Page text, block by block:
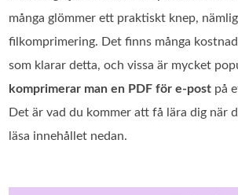
många glömmer ett praktiskt knep,
filkomprimering. Det finns många
som klarar detta, och vissa är mycket
komprimerar man en PDF för e‑post på
Det är vad du kommer att få lära dig när
läsa innehållet nedan.